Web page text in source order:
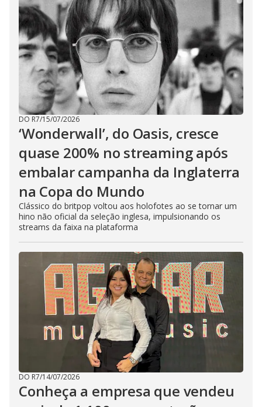
DO R7/15/07/2026
‘Wonderwall’, do Oasis, cresce
quase 200% no streaming após
embalar campanha da Inglaterra
na Copa do Mundo
Clássico do britpop voltou aos holofotes ao se tornar um
hino não oficial da seleção inglesa, impulsionando os
streams da faixa na plataforma
DO R7/14/07/2026
Conheça a empresa que vendeu